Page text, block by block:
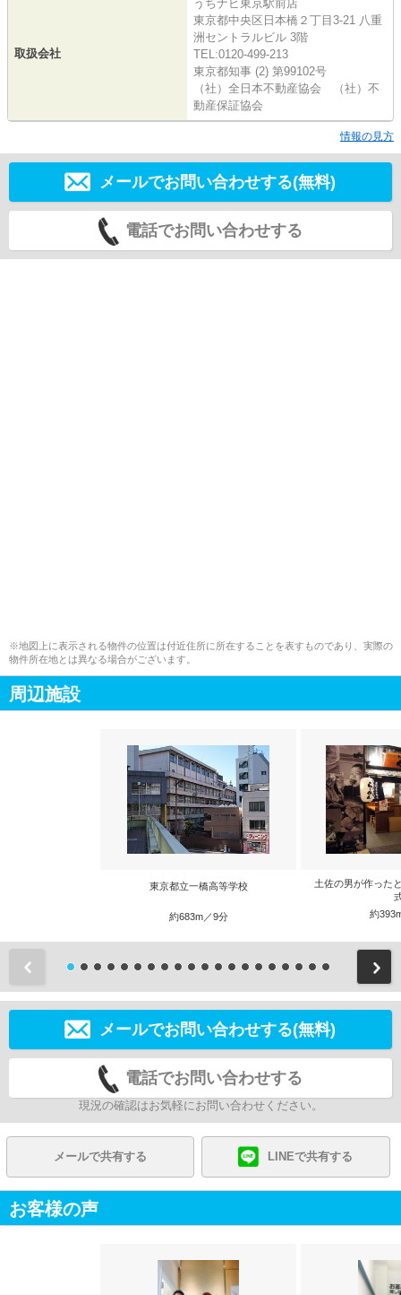
取扱会社
うちナビ東京駅前店
東京都中央区日本橋２丁目3-21 八重
洲セントラルビル 3階
TEL:0120-499-213
東京都知事 (2) 第99102号
（社）全日本不動産協会 （社）不
動産保証協会
情報の見方
メールでお問い合わせする(無料)
電話でお問い合わせする
※地図上に表示される物件の位置は付近住所に所在することを表すものであり、実際の
物件所在地とは異なる場合がございます。
周辺施設
東京都立一橋高等学校
約683m／9分
土佐の男が作った
約
メールでお問い合わせする(無料)
電話でお問い合わせする
現況の確認はお気軽にお問い合わせください。
メールで共有する LINEで共有する
お客様の声